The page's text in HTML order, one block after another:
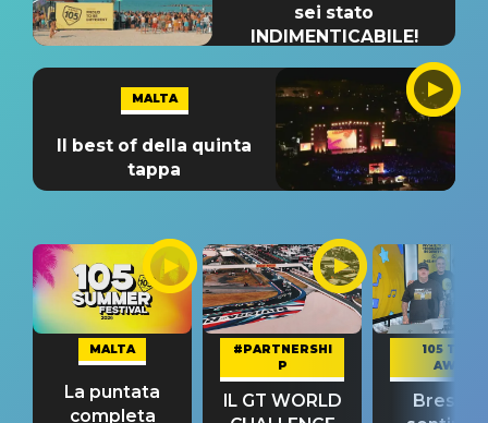
sei stato
INDIMENTICABILE!
MALTA
Il best of della quinta
tappa
MALTA
La puntata
completa
#PARTNERSHI
P
IL GT WORLD
105 TAKE
AWAY
Bresh: